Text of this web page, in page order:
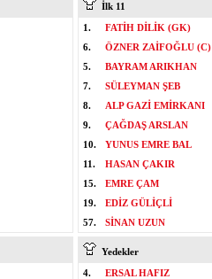
İlk 11
1.
FATİH DİLİK (GK)
6.
ÖZNER ZAİFOĞLU (C)
5.
BAYRAM ARIKHAN
7.
SÜLEYMAN ŞEB
8.
ALP GAZİ EMİRKANI
9.
ÇAĞDAŞ ARSLAN
10.
YUNUS EMRE BAL
11.
HASAN ÇAKIR
15.
EMRE ÇAM
19.
EDİZ GÜLİÇLİ
57.
SİNAN UZUN
Yedekler
4.
ERSAL HAFIZ